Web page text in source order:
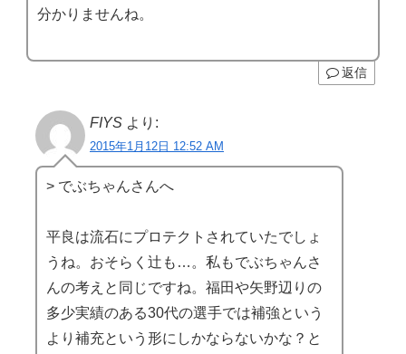
分かりませんね。
返信
FIYS より:
2015年1月12日 12:52 AM
> でぶちゃんさんへ
平良は流石にプロテクトされていたでしょ
うね。おそらく辻も…。私もでぶちゃんさ
んの考えと同じですね。福田や矢野辺りの
多少実績のある30代の選手では補強という
より補充という形にしかならないかな？と